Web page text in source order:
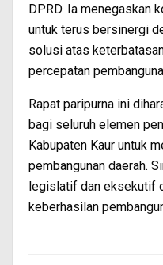
DPRD. Ia menegaskan
untuk terus bersinergi
solusi atas
percepatan
Rapat paripurna ini
bagi seluruh elemen
Kabupaten Kaur untuk
pembangunan daerah.
legislatif dan eksekutif
keberhasilan